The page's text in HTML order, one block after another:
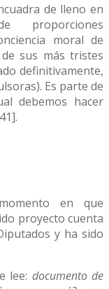
de lleno en
proporciones
moral de
sus más tristes
definitivamente,
Es parte de
debemos hacer
en que
proyecto cuenta
y ha sido
lee: documento de